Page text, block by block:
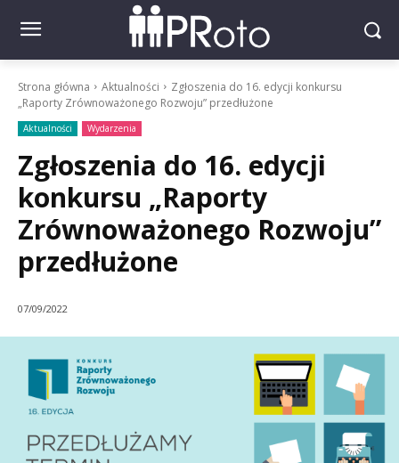
Strona główna Aktualności
Zgłoszenia do 16. edycji konkursu
„Raporty Zrównoważonego Rozwoju” przedłużone
Aktualności Wydarzenia
Zgłoszenia do 16. edycji
konkursu „Raporty
Zrównoważonego Rozwoju”
przedłużone
07/09/2022